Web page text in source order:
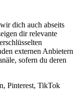
dich auch abseits
dir relevante
externen Anbietern
sofern du deren
Pinterest, TikTok